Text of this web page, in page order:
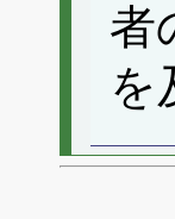
者
を